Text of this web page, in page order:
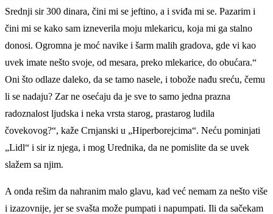
Srednji sir 300 dinara, čini mi se jeftino, a i sviđa mi se. Pazarim i
čini mi se kako sam izneverila moju mlekaricu, koja mi ga stalno
donosi. Ogromna je moć navike i šarm malih gradova, gde vi kao
uvek imate nešto svoje, od mesara, preko mlekarice, do obućara.“
Oni što odlaze daleko, da se tamo nasele, i tobože nađu sreću, čemu
li se nadaju? Zar ne osećaju da je sve to samo jedna prazna
radoznalost ljudska i neka vrsta starog, prastarog ludila
čovekovog?“, kaže Crnjanski u „Hiperborejcima“. Neću pominjati
„Lidl“ i sir iz njega, i mog Urednika, da ne pomislite da se uvek
slažem sa njim.
A onda rešim da nahranim malo glavu, kad već nemam za nešto više
i izazovnije, jer se svašta može pumpati i napumpati. Ili da sačekam